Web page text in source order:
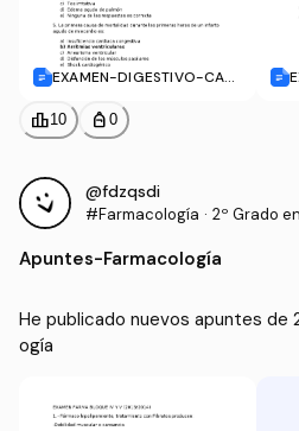
EXAMEN-DIGESTIVO-CAR
leaderboard10 personal_bag 0
@fdzqsdi
#Farmacología · 2º Grado
Apuntes-Farmacología
He publicado nuevos apuntes de